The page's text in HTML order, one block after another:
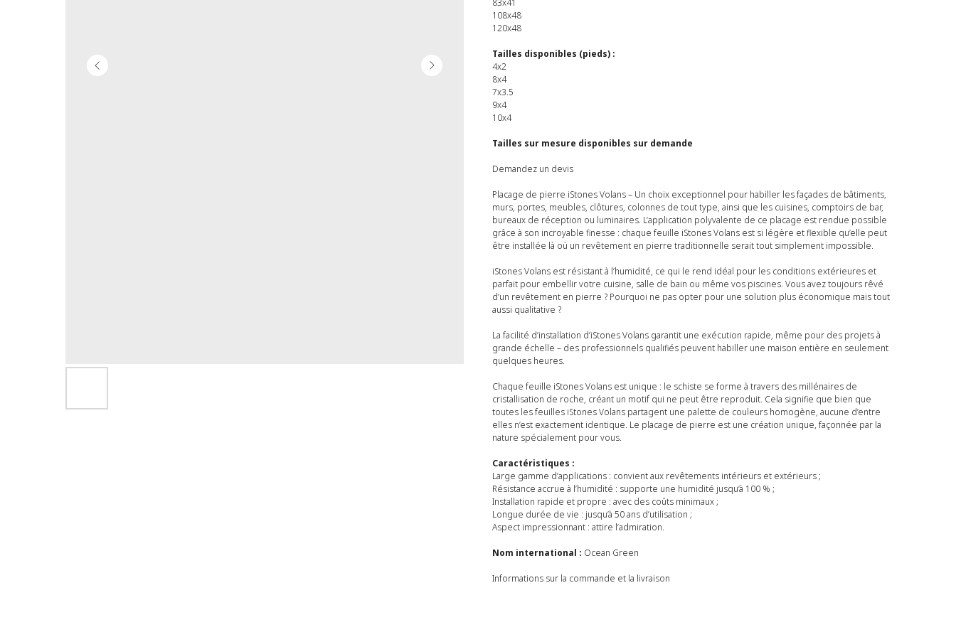
83x41
108x48
120x48
Tailles disponibles (pieds) :
4x2
8x4
7x3.5
9x4
10x4
Tailles sur mesure disponibles sur demande
Demandez un devis
Placage de pierre iStones Volans – Un choix exceptionnel pour habiller les façades de bâtiments,
murs, portes, meubles, clôtures, colonnes de tout type, ainsi que les cuisines, comptoirs de bar,
bureaux de réception ou luminaires. L’application polyvalente de ce placage est rendue possible
grâce à son incroyable finesse : chaque feuille iStones Volans est si légère et flexible qu’elle peut
être installée là où un revêtement en pierre traditionnelle serait tout simplement impossible.
iStones Volans est résistant à l’humidité, ce qui le rend idéal pour les conditions extérieures et
parfait pour embellir votre cuisine, salle de bain ou même vos piscines. Vous avez toujours rêvé
d’un revêtement en pierre ? Pourquoi ne pas opter pour une solution plus économique mais tout
aussi qualitative ?
La facilité d’installation d’iStones Volans garantit une exécution rapide, même pour des projets à
grande échelle – des professionnels qualifiés peuvent habiller une maison entière en seulement
quelques heures.
Chaque feuille iStones Volans est unique : le schiste se forme à travers des millénaires de
cristallisation de roche, créant un motif qui ne peut être reproduit. Cela signifie que bien que
toutes les feuilles iStones Volans partagent une palette de couleurs homogène, aucune d’entre
elles n’est exactement identique. Le placage de pierre est une création unique, façonnée par la
nature spécialement pour vous.
Caractéristiques :
Large gamme d’applications : convient aux revêtements intérieurs et extérieurs ;
Résistance accrue à l’humidité : supporte une humidité jusqu’à 100 % ;
Installation rapide et propre : avec des coûts minimaux ;
Longue durée de vie : jusqu’à 50 ans d’utilisation ;
Aspect impressionnant : attire l’admiration.
Nom international : Ocean Green
Informations sur la commande et la livraison